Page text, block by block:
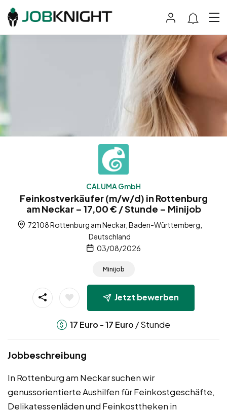
CALUMA GmbH
Feinkostverkäufer (m/w/d) in Rottenburg
am Neckar – 17,00 € / Stunde – Minijob
72108 Rottenburg am Neckar, Baden-Württemberg,
Deutschland
03/08/2026
Minijob
Jetzt bewerben
17 Euro -17 Euro / Stunde
Jobbeschreibung
In Rottenburg am Neckar suchen wir
genussorientierte Aushilfen für Feinkostgeschäfte,
Delikatessenläden und Feinkosttheken in